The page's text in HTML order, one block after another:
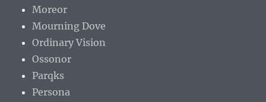
Moreor
Mourning Dove
Ordinary Vision
Ossonor
Parqks
Persona